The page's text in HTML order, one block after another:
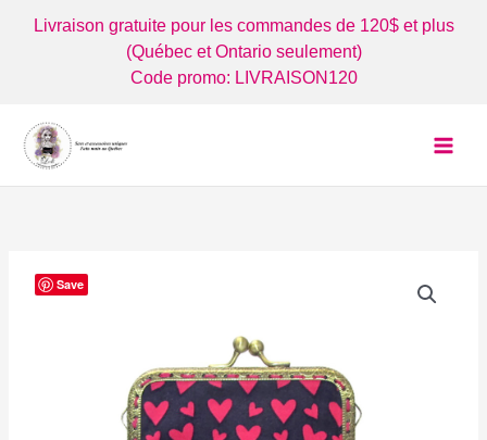
Livraison gratuite pour les commandes de 120$ et plus
(Québec et Ontario seulement)
Code promo: LIVRAISON120
Save